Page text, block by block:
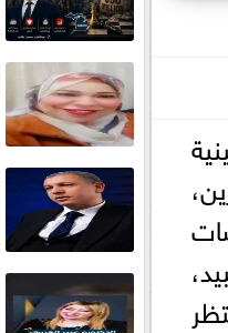
ينتظر
لتكريم...